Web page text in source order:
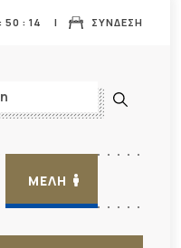
ΣΥΝΔΕΣΗ
: 50 : 16
ΜΕΛΗ